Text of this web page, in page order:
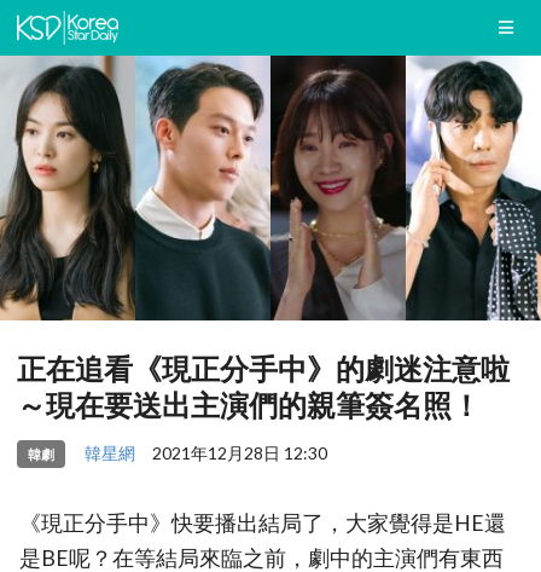
正在追看《現正分手中》的劇迷注意啦
～現在要送出主演們的親筆簽名照！
韓劇 韓星網 2021年12月28日 12:30
《現正分手中》快要播出結局了，大家覺得是HE還
是BE呢？在等結局來臨之前，劇中的主演們有東西